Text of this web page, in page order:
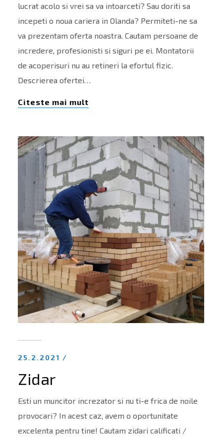
lucrat acolo si vrei sa va intoarceti? Sau doriti sa
incepeti o noua cariera in Olanda? Permiteti-ne sa
va prezentam oferta noastra. Cautam persoane de
incredere, profesionisti si siguri pe ei. Montatorii
de acoperisuri nu au retineri la efortul fizic.
Descrierea ofertei…
Citeste mai mult
25.2.2021 /
Zidar
Esti un muncitor increzator si nu ti-e frica de noile
provocari? In acest caz, avem o oportunitate
excelenta pentru tine! Cautam zidari calificati /